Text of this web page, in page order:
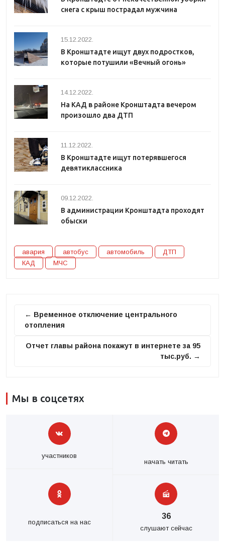
снега с крыш пострадал мужчина
15.12.2022.
В Кронштадте ищут двух подростков,
которые потушили «Вечный огонь»
14.12.2022.
На КАД в районе Кронштадта вечером
произошло два ДТП
11.12.2022.
В Кронштадте ищут потерявшегося
девятиклассника
09.12.2022.
В администрации Кронштадта проходят
обыски
авария автобус автомобиль
ДТП
КАД
МЧС
← Временное отключение центрального
отопления
Отчет главы района покажут в интернете за 95
тыс.руб. →
Мы в соцсетях
участников
начать читать
подписаться на нас
36
слушают сейчас